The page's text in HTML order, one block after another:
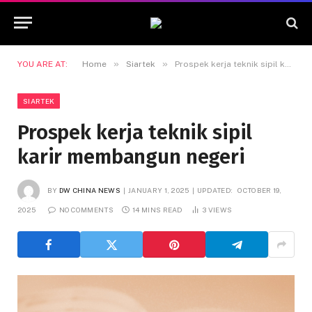
YOU ARE AT: Home » Siartek » Prospek kerja teknik sipil karir membangun negeri
SIARTEK
Prospek kerja teknik sipil
karir membangun negeri
BY DW CHINA NEWS JANUARY 1, 2025 UPDATED: OCTOBER 19,
2025 NO COMMENTS 14 MINS READ 3 VIEWS